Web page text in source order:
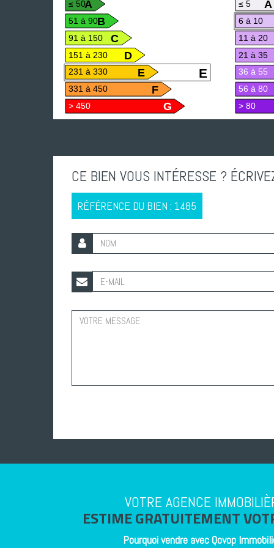
A
≤ 50
B
51 à 90
C
91 à 150
D
151 à 230
E
E
231 à 330
F
331 à 450
G
> 450
A
≤ 5
6 à 10
11 à 20
21 à 35
36 à 55
56 à 80
> 80
CE BIEN VOUS INTÉRESSE ?
RÉFÉRENCE DU BIEN : 1485
VOTRE AGENCE
ESTIME GRATUITEMENT
Pourquoi vendre avecQovop